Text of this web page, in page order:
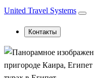
United Travel Systems
Контакты